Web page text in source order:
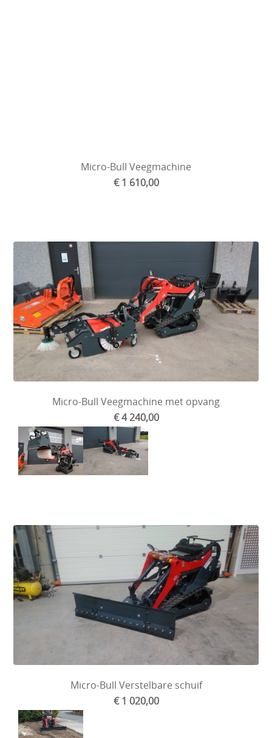
Micro-Bull Veegmachine
€ 1 610,00
Micro-Bull Veegmachine met opvang
€ 4 240,00
Micro-Bull Verstelbare schuif
€ 1 020,00